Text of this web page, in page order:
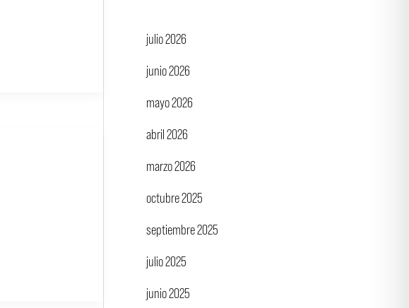
julio 2026
junio 2026
mayo 2026
abril 2026
marzo 2026
octubre 2025
septiembre 2025
julio 2025
junio 2025